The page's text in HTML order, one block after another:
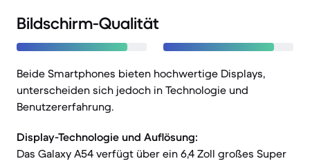
Bildschirm-Qualität
Beide Smartphones bieten hochwertige Displays,
unterscheiden sich jedoch in Technologie und
Benutzererfahrung.
Display-Technologie und Auflösung:
Das Galaxy A54 verfügt über ein 6,4 Zoll großes Super